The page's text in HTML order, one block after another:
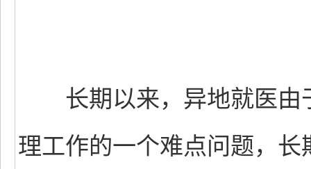
长期以来，异地就医由
理工作的一个难点问题，